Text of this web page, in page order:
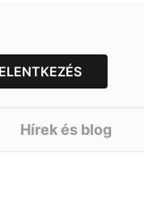
Hírek és blog